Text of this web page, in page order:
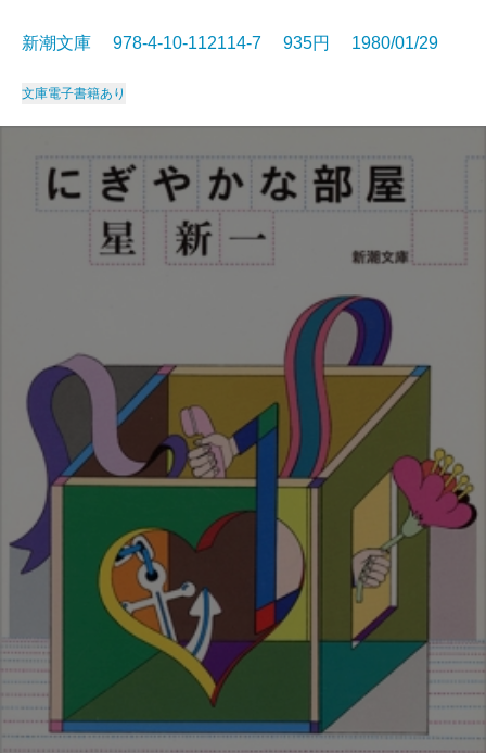
新潮文庫 978-4-10-112114-7 935円 1980/01/29
文庫電子書籍あり